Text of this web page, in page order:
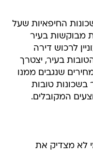
החיפאיות שעל
מבוקשות בעיר
לרכוש דירה
בעיר, יצטרך
שנגבים ממנו
בשכונות טובות
המקובלים.
לא מצדיק את